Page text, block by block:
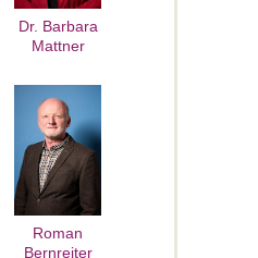
Dr. Barbara
Mattner
Roman
Bernreiter